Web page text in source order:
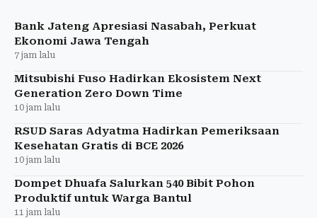
Bank Jateng Apresiasi Nasabah, Perkuat
Ekonomi Jawa Tengah
7 jam lalu
Mitsubishi Fuso Hadirkan Ekosistem Next
Generation Zero Down Time
10 jam lalu
RSUD Saras Adyatma Hadirkan Pemeriksaan
Kesehatan Gratis di BCE 2026
10 jam lalu
Dompet Dhuafa Salurkan 540 Bibit Pohon
Produktif untuk Warga Bantul
11 jam lalu